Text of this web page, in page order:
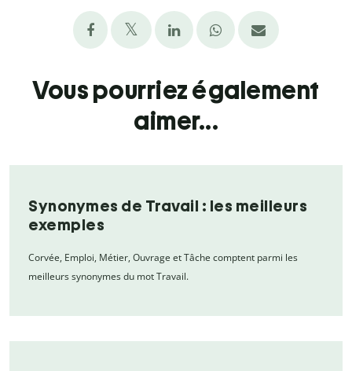
Vous pourriez également
aimer...
Synonymes de Travail : les meilleurs
exemples
Corvée, Emploi, Métier, Ouvrage et Tâche comptent parmi les
meilleurs synonymes du mot Travail.